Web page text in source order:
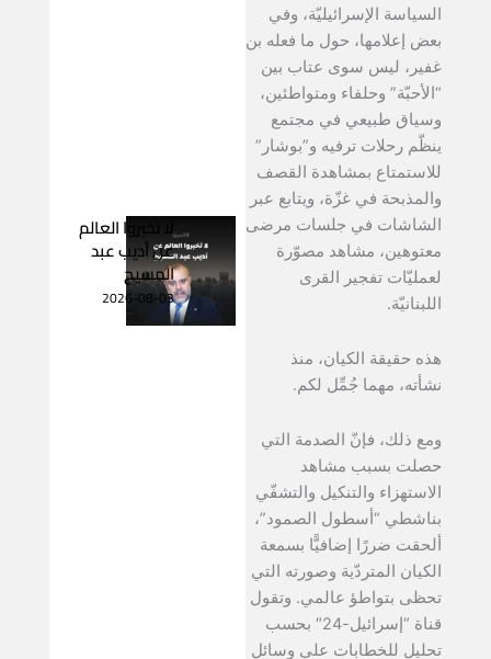
السياسة الإسرائيليّة، وفي
بعض إعلامها، حول ما فعله بن
غفير، ليس سوى عتاب بين
“الأحبّة” وحلفاء ومتواطئين،
وسياق طبيعي في مجتمع
ينظّم رحلات ترفيه و”بوشار”
للاستمتاع بمشاهدة القصف
والمذبحة في غزّة، ويتابع عبر
الشاشات في جلسات مرضى
معتوهين، مشاهد مصوّرة
لعمليّات تفجير القرى
اللبنانيّة.
هذه حقيقة الكيان، منذ
نشأته، مهما جُمِّل لكم.
ومع ذلك، فإنّ الصدمة التي
حصلت بسبب مشاهد
الاستهزاء والتنكيل والتشفّي
بناشطي “أسطول الصمود”،
ألحقت ضررًا إضافيًّا بسمعة
الكيان المتردّية وصورته التي
تحظى بتواطؤ عالمي. وتقول
قناة “إسرائيل-24″ بحسب
تحليل للخطابات على وسائل
لا تخبروا العالم
عن أديب عبد
المسيح
2026-08-03